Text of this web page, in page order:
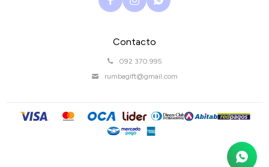
Contacto
092 370 995
rumbagift@gmail.com